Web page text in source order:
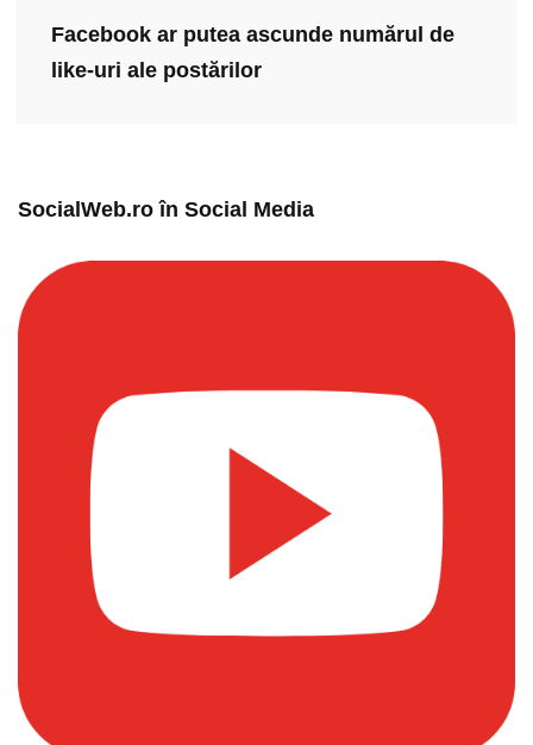
Facebook ar putea ascunde numărul de
like-uri ale postărilor
SocialWeb.ro în Social Media​